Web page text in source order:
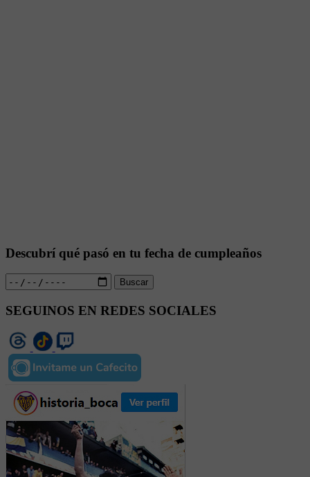
Descubrí qué pasó en tu fecha de cumpleaños
Buscar
SEGUINOS EN REDES SOCIALES